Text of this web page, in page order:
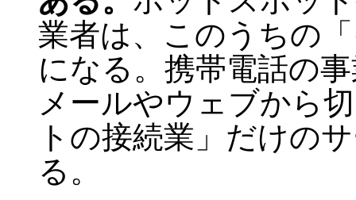
業者は、このうちの
になる。携帯電話の
メールやウェブから
トの接続業」だけの
る。